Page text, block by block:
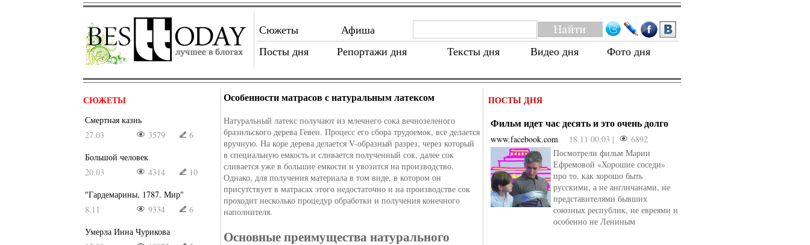
Сюжеты
Афиша
Посты дня
Репортажи дня Тексты дня Видео дня Фото дня
СЮЖЕТЫ
Смертная казнь
27.03
3579
6
Большой человек
20.03
4314
10
"Гардемарины, 1787. Мир"
8.11
9334
6
Умерла Инна Чурикова
Особенности матрасов с натуральным латексом
Натуральный латекс получают из млечнего сока вечнозеленого
бразильского дерева Гевеи. Процесс его сбора трудоемок, все делается
вручную. На коре дерева делается V-образный разрез, через который
в специальную емкость и сливается полученный сок, далее сок
сливается уже в большие емкости и увозится на производство.
Однако, для получения материала в том виде, в котором он
присутствует в матрасах этого недостаточно и на производстве сок
проходит несколько процедур обработки и получения конечного
наполнителя.
Основные преимущества натурального
ПОСТЫ ДНЯ
Фильм идет час десять и это очень долго
www.facebook.com 18.11 00:03 |
6892
Посмотрели фильм Марии
Ефремовой «Хорошие соседи»
про то, как хорошо быть
русскими, а не англичанами, не
представителями бывших
союзных республик, не евреями и
особенно не Лениным